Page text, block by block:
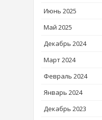
Июнь 2025
Май 2025
Декабрь 2024
Март 2024
Февраль 2024
Январь 2024
Декабрь 2023